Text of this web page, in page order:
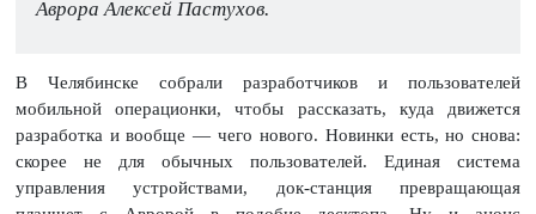
Аврора Алексей Пастухов.
В Челябинске собрали разработчиков и пользователей
мобильной операционки, чтобы рассказать, куда движется
разработка и вообще — чего нового. Новинки есть, но снова:
скорее не для обычных пользователей. Единая система
управления устройствами, док-станция превращающая